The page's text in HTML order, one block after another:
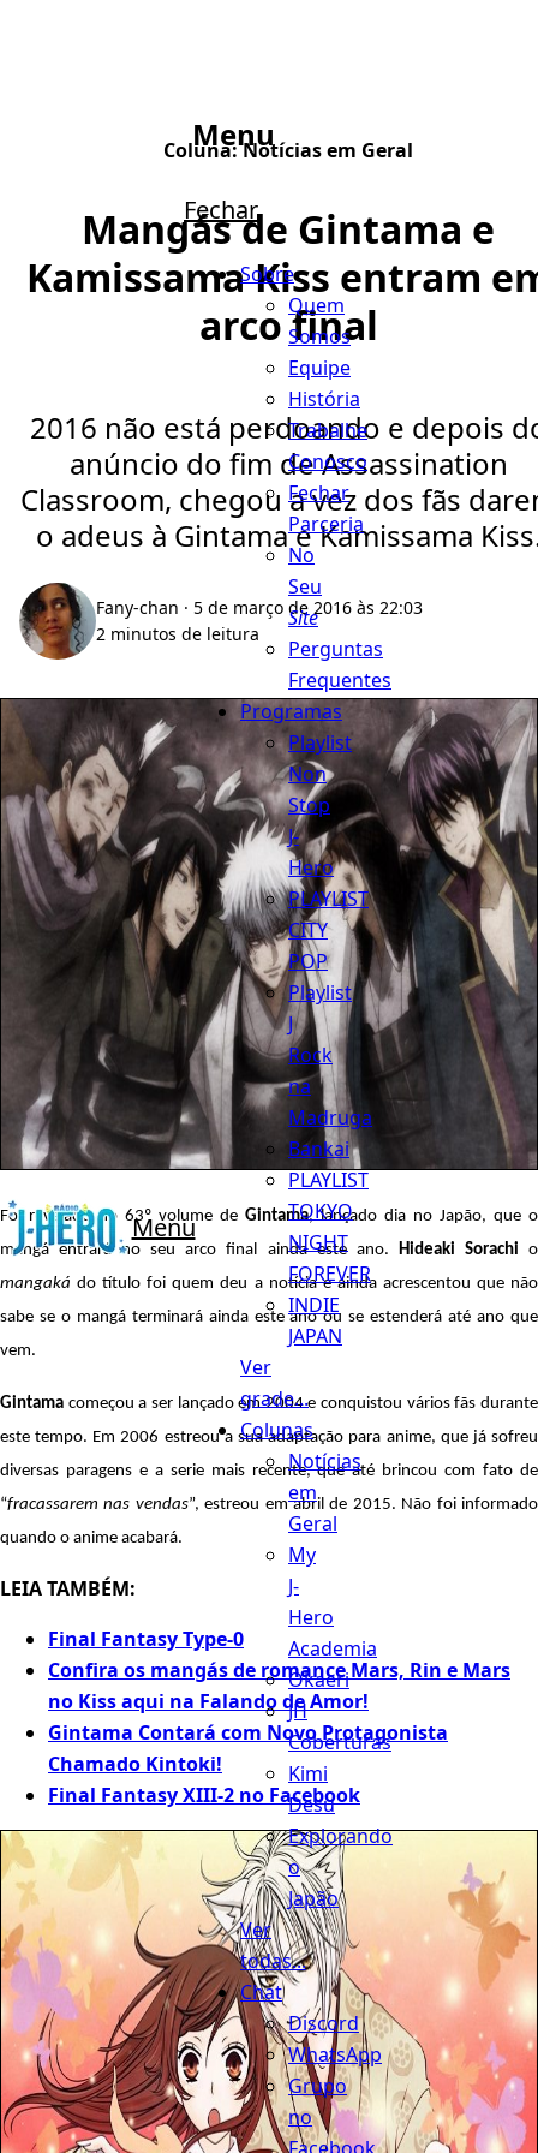
Menu
Menu
Fechar
Sobre
Quem
Somos
Equipe
História
Trabalhe
Conosco
Fechar
Parceria
No
Seu
Site
Perguntas
Frequentes
Programas
Playlist
Non
Stop
J-
Hero
PLAYLIST
CITY
POP
Playlist
J
Rock
na
Madruga
Bankai
PLAYLIST
TOKYO
NIGHT
FOREVER
INDIE
JAPAN
Ver
grade...
Colunas
Notícias
em
Geral
My
J-
Hero
Academia
Okaeri
JH
Coberturas
Kimi
Desu
Explorando
o
Japão
Ver
todas...
Chat
Discord
WhatsApp
Grupo
no
Coluna:Notícias em Geral
Mangás de Gintama e
Kamissama Kiss entram
arco final
2016 não está perdoando e depois
anúncio do fim de Assassination
Classroom, chegou a vez dos fãs
o adeus à Gintama e Kamissama
Fany-chan · 5 de março de 2016 às 22:03
2 minutos de leitura
Foi revelado no 63º volume de Gintama, lançado dia no Japão, que o
mangá entrará no seu arco final ainda este ano. Hideaki Sorachi o
mangaká do título foi quem deu a notícia e ainda acrescentou que não
sabe se o mangá terminará ainda este ano ou se estenderá até ano que
vem.
Gintama começou a ser lançado em 2004 e conquistou vários fãs durante
este tempo. Em 2006 estreou a sua adaptação para anime, que já sofreu
diversas paragens e a serie mais recente, que até brincou com fato de
“fracassarem nas vendas”, estreou em abril de 2015. Não foi informado
quando o anime acabará.
LEIA TAMBÉM:
Final Fantasy Type-0
Confira os mangás de romance Mars, Rin e Mars
no Kiss aqui na Falando de Amor!
Gintama Contará com Novo Protagonista
Chamado Kintoki!
Final Fantasy XIII-2 no Facebook